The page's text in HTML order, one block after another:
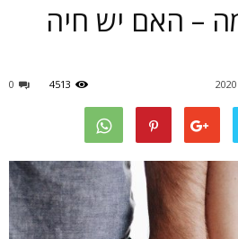
– האם יש חיה
0 4513